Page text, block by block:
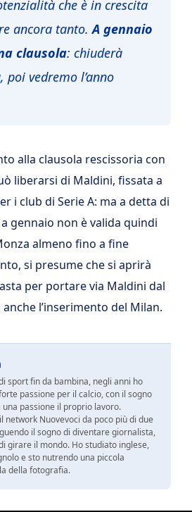
che è in crescita
ancora tanto.A gennaio
clausola: chiuderà
poi vedremo l’anno
alla clausola rescissoria con
liberarsi di Maldini, fissata a
i club di Serie A: ma a detta di
gennaio non è valida quindi
almeno fino a fine
si presume che si aprirà
per portare via Maldini dal
l’inserimento del Milan.
sport fin da bambina, negli anni ho
passione per il calcio, con il sogno
passione il proprio lavoro.
network Nuovevoci da poco più di due
il sogno di diventare giornalista,
girare il mondo. Ho studiato inglese,
e sto nutrendo una piccola
della fotografia.